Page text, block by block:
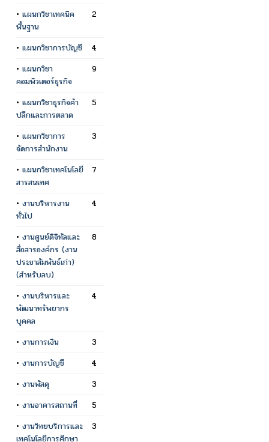
• แผนกวิชาเทคนิค
พื้นฐาน
2
• แผนกวิชาการบัญชี
4
• แผนกวิชา
คอมพิวเตอร์ธุรกิจ
9
• แผนกวิชาธุรกิจค้า
ปลีกและการตลาด
5
• แผนกวิชาการ
จัดการสำนักงาน
3
• แผนกวิชาเทคโนโลยี
สารสนเทศ
7
• งานบริหารงาน
ทั่วไป
4
• งานศูนย์ดิจิทัลและ
สื่อสารองค์กร (งาน
ประชาสัมพันธ์เก่า)
(สำหรับลบ)
8
• งานบริหารและ
พัฒนาทรัพยากร
บุคคล
4
• งานการเงิน
3
• งานการบัญชี
4
• งานพัสดุ
3
• งานอาคารสถานที่
5
• งานวิทยบริการและ
เทคโนโลยีการศึกษา
3